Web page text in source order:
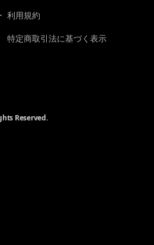
利用規約
特定商取引法に基づく表示
Reserved.